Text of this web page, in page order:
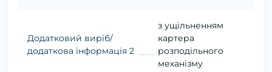
Додатковий виріб/
додаткова інформація 2
з ущільненням
картера
розподільного
механізму